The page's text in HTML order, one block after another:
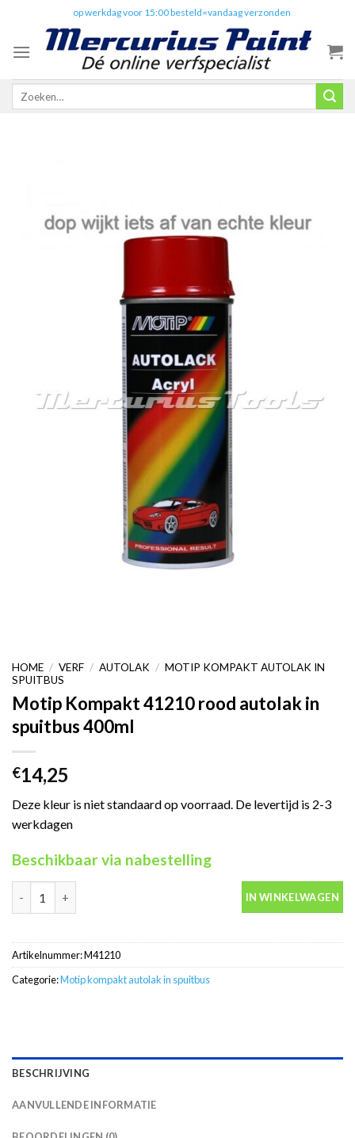
content
op werkdag voor 15:00 besteld=vandaag verzonden
Zoeken
HOME / VERF / AUTOLAK / MOTIP KOMPAKT AUTOLAK IN
SPUITBUS
Motip Kompakt 41210 rood autolak in
spuitbus 400ml
€14,25
Deze kleur is niet standaard op voorraad. De levertijd is 2-3
werkdagen
Beschikbaar via nabestelling
Motip Kompakt 41210 rood autolak in spuitbus 400ml aantal
IN WINKELWAGEN
Artikelnummer:M41210
Categorie:Motip kompakt autolak in spuitbus
BESCHRIJVING
AANVULLENDE INFORMATIE